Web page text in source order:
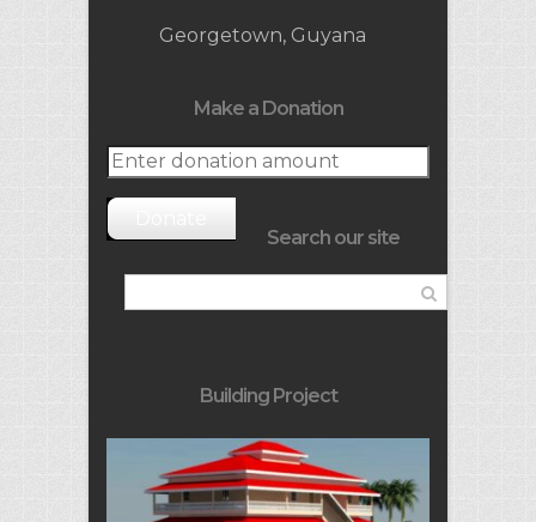
Georgetown, Guyana
Make a Donation
Search our site
Building Project